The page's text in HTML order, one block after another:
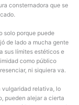
consternadora que se
solo porque puede
de lado a mucha gente
sus límites estéticos e
como público
ni siquiera va.
vulgaridad relativa, lo
pueden alejar a cierta